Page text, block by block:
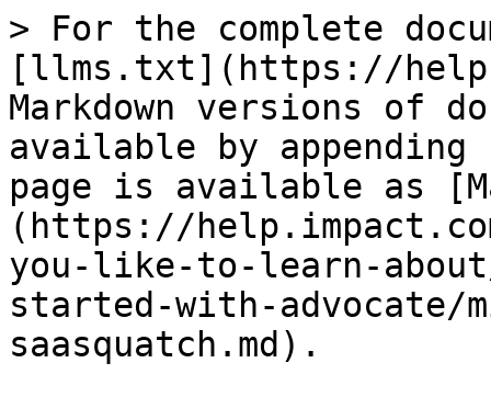
> For the complete
[llms.txt](https://
Markdown versions of
available by
page is available as
(https://
you-like-to-learn-
started-with-advocate/
saasquatch.md).